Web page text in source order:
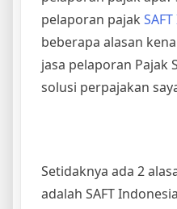
pelaporan pajak
beberapa alasan
jasa pelaporan Pajak
solusi perpajakan
Setidaknya ada 2
adalah SAFT